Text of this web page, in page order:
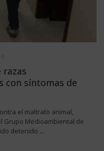
razas
con síntomas de
el maltrato animal,
Grupo Medioambiental de
detenido ...